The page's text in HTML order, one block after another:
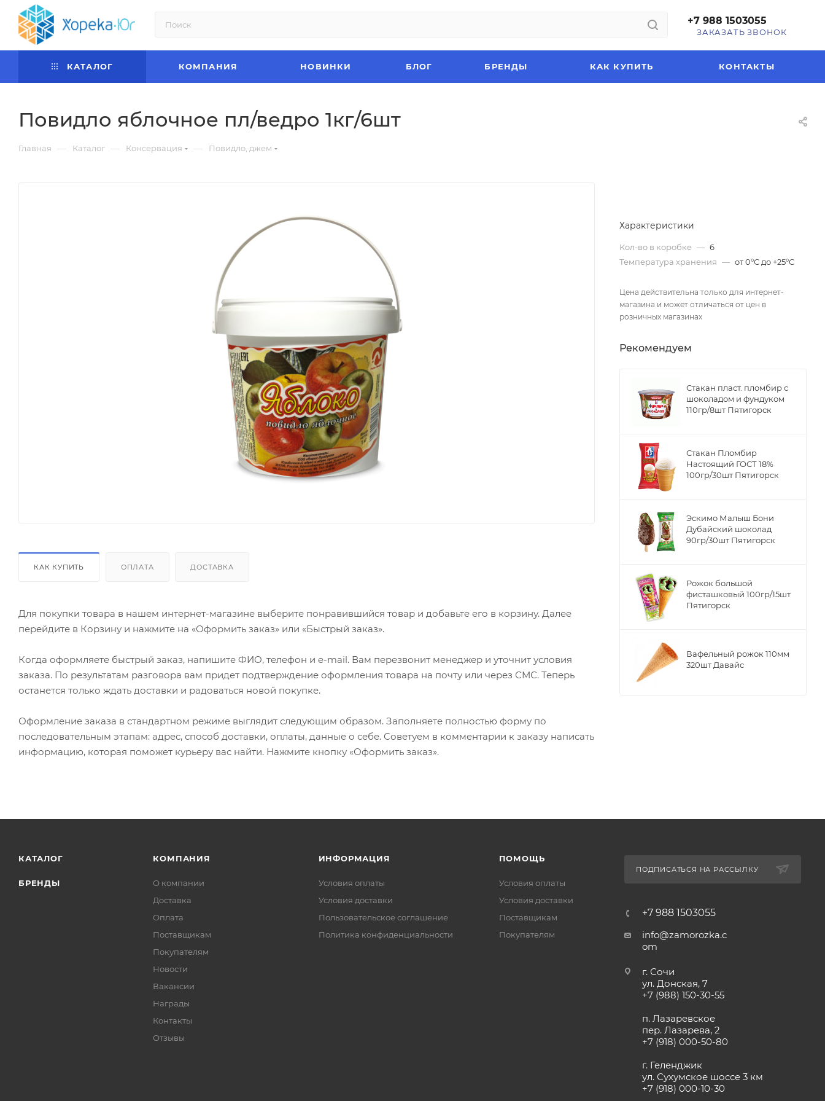
+7 988 1503055
ЗАКАЗАТЬ ЗВОНОК
КАТАЛОГ КОМПАНИЯ НОВИНКИ БЛОГ БРЕНДЫ КАК КУПИТЬ КОНТАКТЫ
Повидло яблочное пл/ведро 1кг/6шт
Главная — Каталог — Консервация — Повидло, джем
КАК КУПИТЬ ОПЛАТА ДОСТАВКА
Для покупки товара в нашем интернет-магазине выберите понравившийся товар и добавьте его в корзину. Далее
перейдите в Корзину и нажмите на «Оформить заказ» или «Быстрый заказ».
Когда оформляете быстрый заказ, напишите ФИО, телефон и e-mail. Вам перезвонит менеджер и уточнит условия
заказа. По результатам разговора вам придет подтверждение оформления товара на почту или через СМС. Теперь
останется только ждать доставки и радоваться новой покупке.
Оформление заказа в стандартном режиме выглядит следующим образом. Заполняете полностью форму по
последовательным этапам: адрес, способ доставки, оплаты, данные о себе. Советуем в комментарии к заказу написать
информацию, которая поможет курьеру вас найти. Нажмите кнопку «Оформить заказ».
Характеристики
Кол-во в коробке — 6
Температура хранения — от 0°С до +25°С
Цена действительна только для интернет-
магазина и может отличаться от цен в
розничных магазинах
Рекомендуем
Стакан пласт. пломбир с
шоколадом и фундуком
110гр/8шт Пятигорск
Стакан Пломбир
Настоящий ГОСТ 18%
100гр/30шт Пятигорск
Эскимо Малыш Бони
Дубайский шоколад
90гр/30шт Пятигорск
Рожок большой
фисташковый 100гр/15шт
Пятигорск
Вафельный рожок 110мм
320шт Давайс
КАТАЛОГ
БРЕНДЫ
КОМПАНИЯ
О компании
Доставка
Оплата
Поставщикам
Покупателям
Новости
Вакансии
Награды
Контакты
Отзывы
ИНФОРМАЦИЯ
Условия оплаты
Условия доставки
Пользовательское соглашение
Политика конфиденциальности
ПОМОЩЬ
Условия оплаты
Условия доставки
Поставщикам
Покупателям
ПОДПИСАТЬСЯ НА РАССЫЛКУ
+7 988 1503055
info@zamorozka.c
om
г. Сочи
ул. Донская, 7
+7 (988) 150-30-55
п. Лазаревское
пер. Лазарева, 2
+7 (918) 000-50-80
г. Геленджик
ул. Сухумское шоссе 3 км
+7 (918) 000-10-30